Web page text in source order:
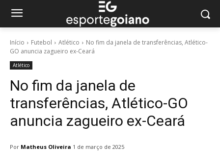
Início Futebol Atlético
No fim da janela de transferências, Atlético-
GO anuncia zagueiro ex-Ceará
Atlético
No fim da janela de
transferências, Atlético-GO
anuncia zagueiro ex-Ceará
Por Matheus Oliveira 1 de março de 2025